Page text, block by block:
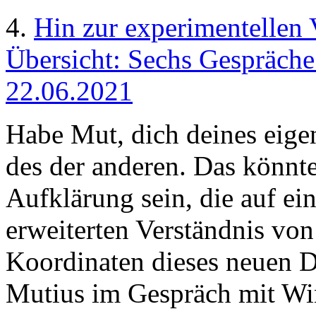
4. Hin zur experimentellen
Übersicht: Sechs
22.06.2021
Habe Mut, dich deines
des der anderen. Das
Aufklärung sein, die auf
erweiterten Verständnis
Koordinaten dieses neuen
Mutius im Gespräch mit